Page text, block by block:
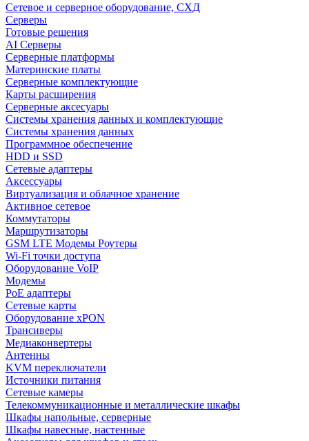
Сетевое и серверное оборудование, СХД
Cерверы
Готовые решения
AI Серверы
Серверные платформы
Материнские платы
Серверные комплектующие
Карты расширения
Серверные аксесуары
Системы хранения данных и комплектующие
Системы хранения данных
Программное обеспечение
HDD и SSD
Сетевые адаптеры
Аксессуары
Виртуализация и облачное хранение
Активное сетевое
Коммутаторы
Маршрутизаторы
GSM LTE Модемы Роутеры
Wi-Fi точки доступа
Оборудование VoIP
Модемы
PoE адаптеры
Сетевые карты
Оборудование xPON
Трансиверы
Медиаконвертеры
Антенны
KVM переключатели
Источники питания
Сетевые камеры
Телекоммуникационные и металлические шкафы
Шкафы напольные, серверные
Шкафы навесные, настенные